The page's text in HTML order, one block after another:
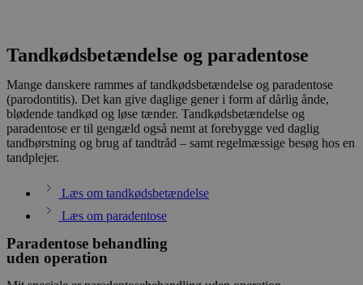
Tandkødsbetændelse og paradentose
Mange danskere rammes af tandkødsbetændelse og paradentose
(parodontitis). Det kan give daglige gener i form af dårlig ånde,
blødende tandkød og løse tænder. Tandkødsbetændelse og
paradentose er til gengæld også nemt at forebygge ved daglig
tandbørstning og brug af tandtråd – samt regelmæssige besøg hos en
tandplejer.
Læs om tandkødsbetændelse
Læs om paradentose
Paradentose behandling
uden operation